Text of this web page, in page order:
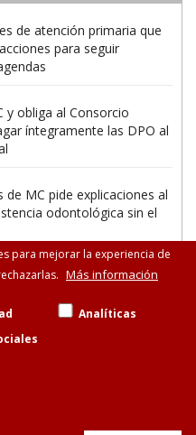
de atención primaria que
para seguir
y obliga al Consorcio
íntegramente las DPO al
MC pide explicaciones al
odontológica sin el
471-475, esc.B entresuelo, 08013
para mejorar la experiencia de
Más información
Analíticas